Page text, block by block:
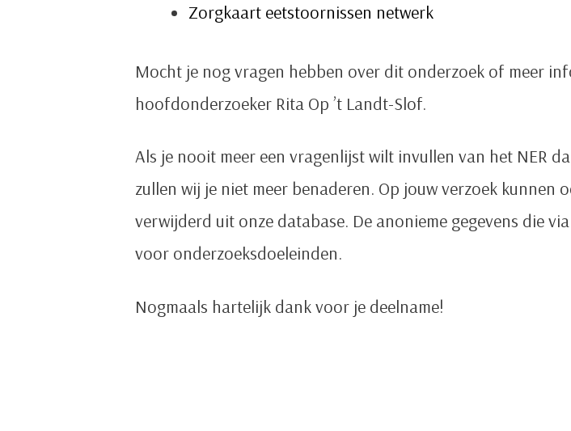
Zorgkaart eetstoornissen netwerk
Mocht je nog vragen hebben over dit onderzoek of meer
hoofdonderzoeker Rita Op ’t Landt-Slof.
Als je nooit meer een vragenlijst wilt invullen van het NER
zullen wij je niet meer benaderen. Op jouw verzoek kunnen
verwijderd uit onze database. De anonieme gegevens die
voor onderzoeksdoeleinden.
Nogmaals hartelijk dank voor je deelname!